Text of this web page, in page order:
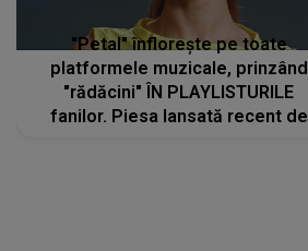
"Petal" înflorește pe toate
platformele muzicale, prinzând
"rădăcini" ÎN PLAYLISTURILE
fanilor. Piesa lansată recent de